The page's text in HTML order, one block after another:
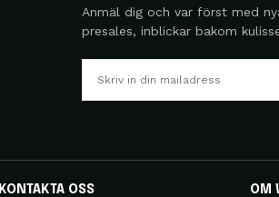
KONTAKTA OSS OM
Anmäl dig och var först med
presales, inblickar bakom